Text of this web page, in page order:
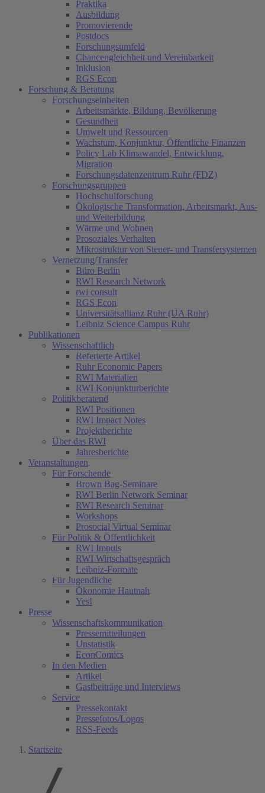
Praktika
Ausbildung
Promovierende
Postdocs
Forschungsumfeld
Chancengleichheit und Vereinbarkeit
Inklusion
RGS Econ
Forschung & Beratung
Forschungseinheiten
Arbeitsmärkte, Bildung, Bevölkerung
Gesundheit
Umwelt und Ressourcen
Wachstum, Konjunktur, Öffentliche Finanzen
Policy Lab Klimawandel, Entwicklung,
Migration
Forschungsdatenzentrum Ruhr (FDZ)
Forschungsgruppen
Hochschulforschung
Ökologische Transformation, Arbeitsmarkt, Aus-
und Weiterbildung
Wärme und Wohnen
Prosoziales Verhalten
Mikrostruktur von Steuer- und Transfersystemen
Vernetzung/Transfer
Büro Berlin
RWI Research Network
rwi consult
RGS Econ
Universitätsallianz Ruhr (UA Ruhr)
Leibniz Science Campus Ruhr
Publikationen
Wissenschaftlich
Referierte Artikel
Ruhr Economic Papers
RWI Materialien
RWI Konjunkturberichte
Politikberatend
RWI Positionen
RWI Impact Notes
Projektberichte
Über das RWI
Jahresberichte
Veranstaltungen
Für Forschende
Brown Bag-Seminare
RWI Berlin Network Seminar
RWI Research Seminar
Workshops
Prosocial Virtual Seminar
Für Politik & Öffentlichkeit
RWI Impuls
RWI Wirtschaftsgespräch
Leibniz-Formate
Für Jugendliche
Ökonomie Hautnah
Yes!
Presse
Wissenschaftskommunikation
Pressemitteilungen
Unstatistik
EconComics
In den Medien
Artikel
Gastbeiträge und Interviews
Service
Pressekontakt
Pressefotos/Logos
RSS-Feeds
Startseite